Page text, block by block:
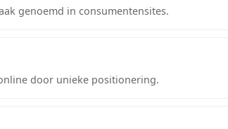
genoemd in consumentensites.
door unieke positionering.